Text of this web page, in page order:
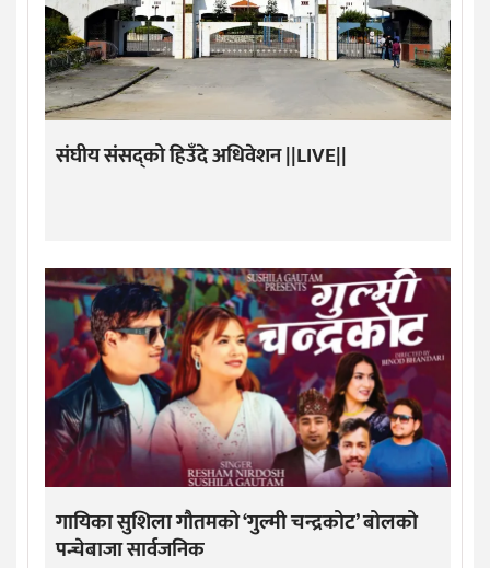
संघीय संसद्को हिउँदे अधिवेशन ||LIVE||
गायिका सुशिला गौतमको ‘गुल्मी चन्द्रकोट’ बोलको
पन्चेबाजा सार्वजनिक